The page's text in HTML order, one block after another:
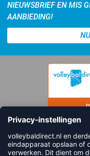
NIEUWSBRIEF EN MIS
AANBIEDING!